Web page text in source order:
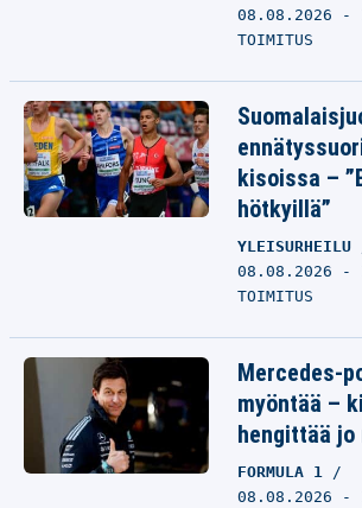
08.08.2026 -
TOIMITUS
kisoissa –
hötkyillä”
YLEISURHEILU
08.08.2026 -
TOIMITUS
Mercedes-
myöntää –
hengittää jo
FORMULA 1
08.08.2026 -